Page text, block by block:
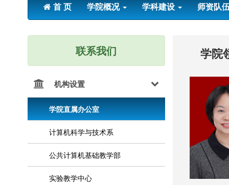
首 页 学院概况 学科建设 师资队
联系我们
机构设置
学院直属办公室
计算机科学与技术系
公共计算机基础教学部
实验教学中心
学院